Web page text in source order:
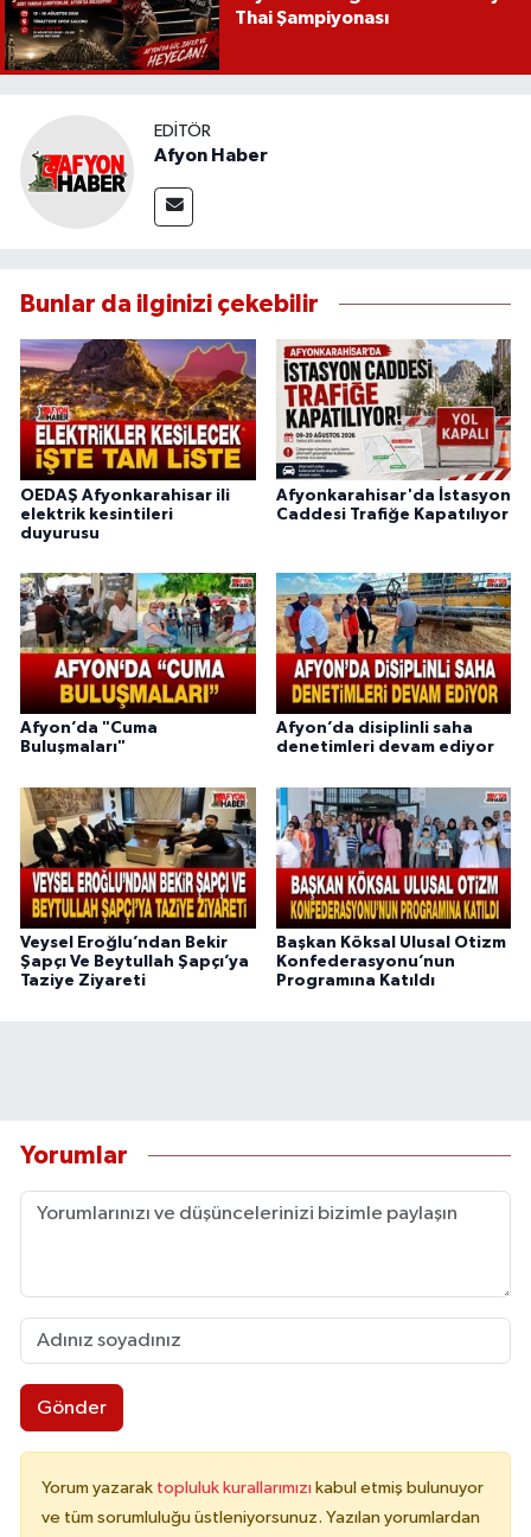
Thai Şampiyonası
EDITÖR
Afyon Haber
Bunlar da ilginizi çekebilir
OEDAŞ Afyonkarahisar ili
elektrik kesintileri
duyurusu
Afyonkarahisar'da İstasyon
Caddesi Trafiğe Kapatılıyor
Afyon’da "Cuma
Buluşmaları"
Afyon’da disiplinli saha
denetimleri devam ediyor
Veysel Eroğlu’ndan Bekir
Şapçı Ve Beytullah Şapçı’ya
Taziye Ziyareti
Başkan Köksal Ulusal Otizm
Konfederasyonu’nun
Programına Katıldı
Yorumlar
Gönder
Yorum yazarak topluluk kurallarımızı kabul etmiş bulunuyor
ve tüm sorumluluğu üstleniyorsunuz. Yazılan yorumlardan